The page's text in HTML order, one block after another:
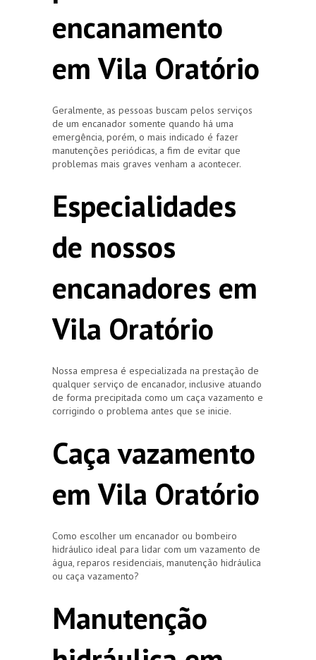
encanamento
em Vila Oratório
Geralmente, as pessoas buscam pelos serviços
de um encanador somente quando há uma
emergência, porém, o mais indicado é fazer
manutenções periódicas, a fim de evitar que
problemas mais graves venham a acontecer.
Especialidades
de nossos
encanadores em
Vila Oratório
Nossa empresa é especializada na prestação de
qualquer serviço de encanador, inclusive atuando
de forma precipitada como um caça vazamento e
corrigindo o problema antes que se inicie.
Caça vazamento
em Vila Oratório
Como escolher um encanador ou bombeiro
hidráulico ideal para lidar com um vazamento de
água, reparos residenciais, manutenção hidráulica
ou caça vazamento?
Manutenção